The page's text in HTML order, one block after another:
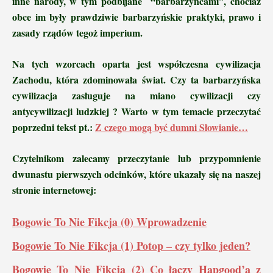
obce im były prawdziwie barbarzyńskie praktyki, prawo i
zasady rządów tegoż imperium.
Na tych wzorcach oparta jest współczesna cywilizacja
Zachodu, która zdominowała świat. Czy ta barbarzyńska
cywilizacja zasługuje na miano cywilizacji czy
antycywilizacji ludzkiej ? Warto w tym temacie przeczytać
poprzedni tekst pt.: Z czego mogą być dumni Słowianie…
Czytelnikom zalecamy przeczytanie lub przypomnienie
dwunastu pierwszych odcinków, które ukazały się na naszej
stronie internetowej:
Bogowie To Nie Fikcja (0) Wprowadzenie
Bogowie To Nie Fikcja (1) Potop – czy tylko jeden?
Bogowie To Nie Fikcja (2) Co łączy Hapgood’a z